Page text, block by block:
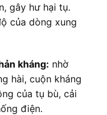
gây hư hại tụ.
của dòng xung
kháng: nhờ
hài, cuộn kháng
của tụ bù, cải
điện.